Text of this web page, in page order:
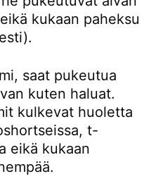
kukaan paheksu
saat pukeutua
kuten haluat.
kulkevat huoletta
t-
eikä kukaan